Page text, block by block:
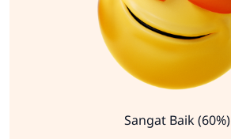
Sangat Baik (60%)